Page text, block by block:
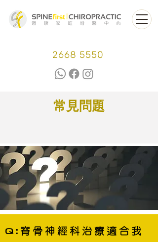
2668 5550
常見問題
Q: 脊骨神經科治療適合我